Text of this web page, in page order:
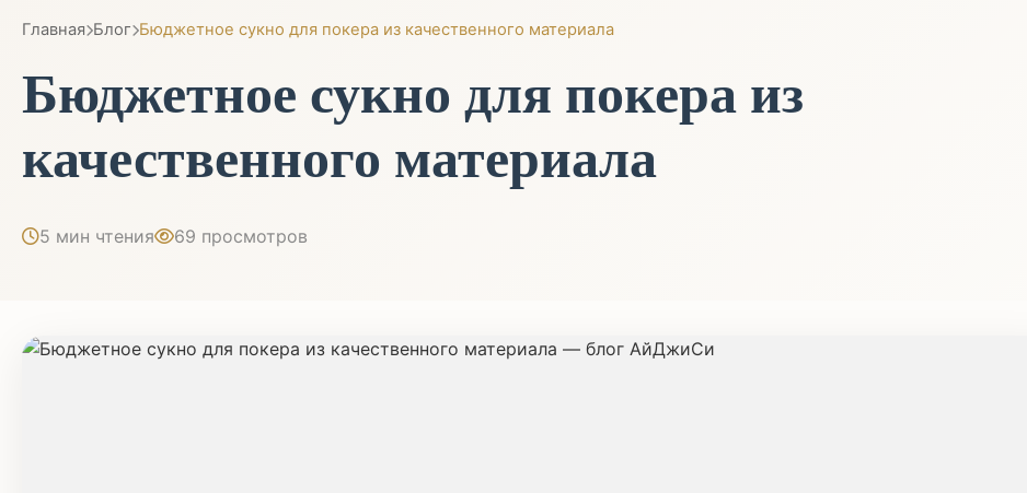
Главная Блог Бюджетное сукно для покера из качественного материала
Бюджетное сукно для покера из
качественного материала
5 мин чтения 69 просмотров